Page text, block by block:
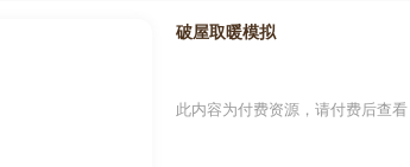
破屋取暖模拟
此内容为付费资源，请付费后查看